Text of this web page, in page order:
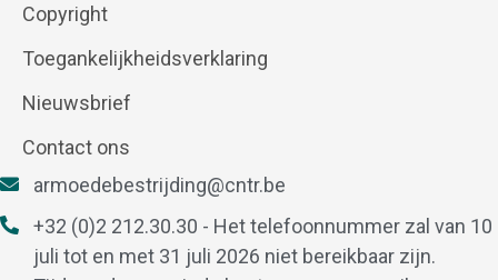
Copyright
Toegankelijkheidsverklaring
Nieuwsbrief
Contact ons
armoedebestrijding@cntr.be
+32 (0)2 212.30.30 - Het telefoonnummer zal van 10
juli tot en met 31 juli 2026 niet bereikbaar zijn.